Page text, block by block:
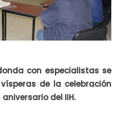
con especialistas se
de la celebración
del IIH.